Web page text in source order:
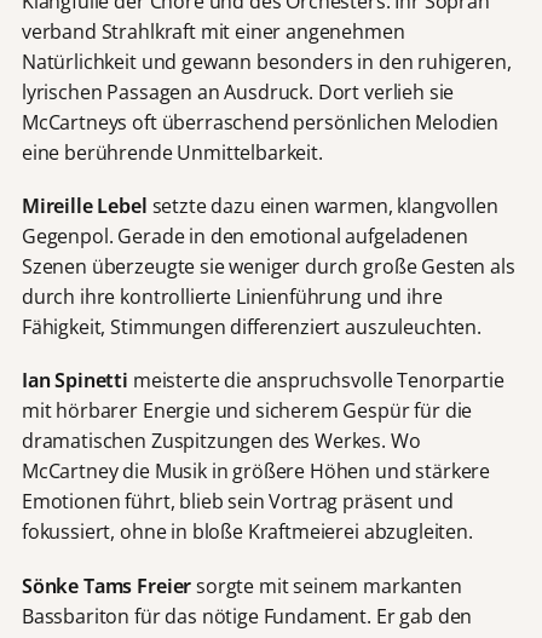
verband Strahlkraft mit einer angenehmen
Natürlichkeit und gewann besonders in den ruhigeren,
lyrischen Passagen an Ausdruck. Dort verlieh sie
McCartneys oft überraschend persönlichen Melodien
eine berührende Unmittelbarkeit.
Mireille Lebel setzte dazu einen warmen, klangvollen
Gegenpol. Gerade in den emotional aufgeladenen
Szenen überzeugte sie weniger durch große Gesten als
durch ihre kontrollierte Linienführung und ihre
Fähigkeit, Stimmungen differenziert auszuleuchten.
Ian Spinetti meisterte die anspruchsvolle Tenorpartie
mit hörbarer Energie und sicherem Gespür für die
dramatischen Zuspitzungen des Werkes. Wo
McCartney die Musik in größere Höhen und stärkere
Emotionen führt, blieb sein Vortrag präsent und
fokussiert, ohne in bloße Kraftmeierei abzugleiten.
Sönke Tams Freiersorgte mit seinem markanten
Bassbariton für das nötige Fundament. Er gab den